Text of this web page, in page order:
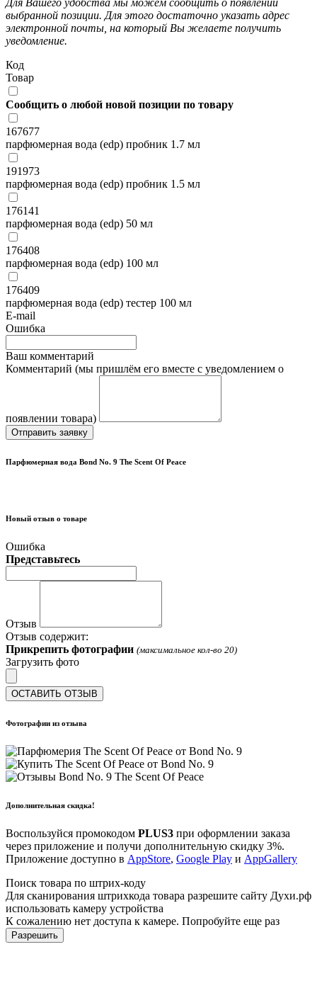
Для Вашего удобства мы можем сообщить о появлении
выбранной позиции. Для этого достаточно указать адрес
электронной почты, на который Вы желаете получить
уведомление.
Код
Товар
Сообщить о любой новой позиции по товару
167677
парфюмерная вода (edp) пробник 1.7 мл
191973
парфюмерная вода (edp) пробник 1.5 мл
176141
парфюмерная вода (edp) 50 мл
176408
парфюмерная вода (edp) 100 мл
176409
парфюмерная вода (edp) тестер 100 мл
E-mail
Ошибка
Ваш комментарий
Комментарий (мы пришлём его вместе с уведомлением о
появлении товара)
Отправить заявку
Парфюмерная вода Bond No. 9 The Scent Of Peace
Новый отзыв о товаре
Ошибка
Представьтесь
Отзыв
Отзыв содержит:
Прикрепить фотографии (максимальное кол-во 20)
Загрузить фото
ОСТАВИТЬ ОТЗЫВ
Фотографии из отзыва
Дополнительная скидка!
Воспользуйся промокодом PLUS3 при оформлении заказа
через приложение и получи дополнительную скидку 3%.
Приложение доступно в AppStore, Google Play и AppGallery
Поиск товара по штрих-коду
Для сканирования штрихкода товара разрешите сайту Духи.рф
использовать камеру устройства
К сожалению нет доступа к камере. Попробуйте еще раз
Разрешить